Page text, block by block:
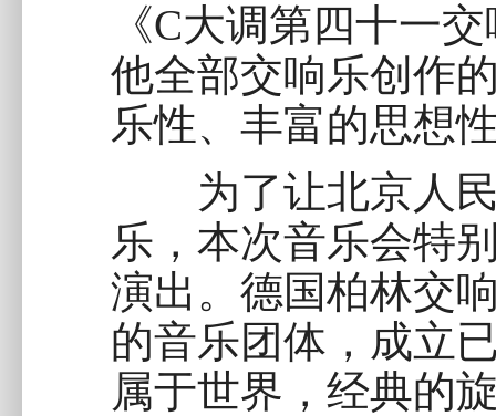
《C大调第四十一
他全部交响乐创作
乐性、丰富的思想
为了让北京人民
乐，本次音乐会特
演出。德国柏林交
的音乐团体，成立
属于世界，经典的